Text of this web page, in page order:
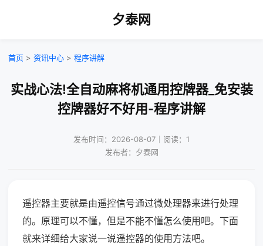
夕泰网
首页 > 资讯中心 > 程序讲解
实战心法!全自动麻将机通用控牌器_免安装
控牌器好不好用-程序讲解
发布时间：2026-08-07｜阅读：1
发布者：夕泰网
遥控器主要就是由遥控信号通过微处理器来进行处理
的。原理可以不懂，但是不能不懂怎么使用吧。下面
就来详细给大家说一说遥控器的使用方法吧。